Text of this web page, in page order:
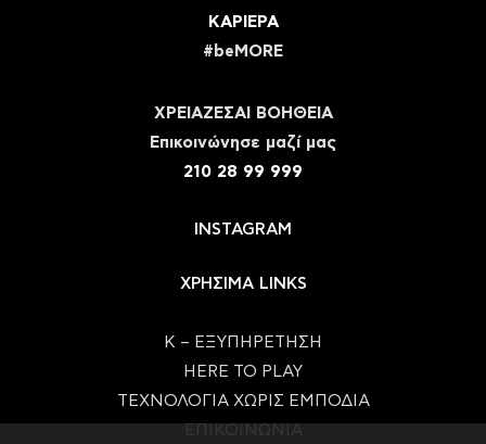
ΚΑΡΙΕΡΑ
#beMORE
ΧΡΕΙΑΖΕΣΑΙ ΒΟΗΘΕΙΑ
Eπικοινώνησε μαζί μας
210 28 99 999
INSTAGRAM
ΧΡΗΣΙΜΑ LINKS
Κ – ΕΞΥΠΗΡΕΤΗΣΗ
HERE TO PLAY
ΤΕΧΝΟΛΟΓΙΑ ΧΩΡΙΣ ΕΜΠΟΔΙΑ